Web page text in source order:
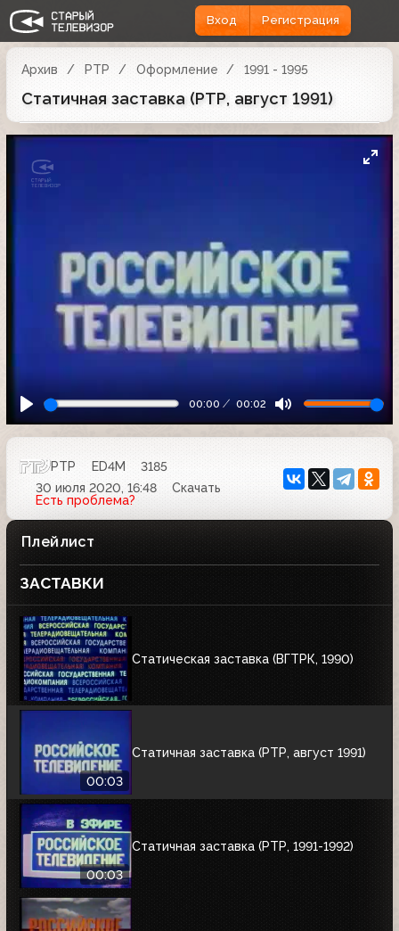
Вход Регистрация
Архив РТР Оформление 1991 - 1995
Статичная заставка (РТР, август 1991)
00:00 00:02
РТР ED4M
3185
30 июля 2020, 16:48
Скачать
Есть проблема?
Плейлист
ЗАСТАВКИ
Статическая заставка (ВГТРК, 1990)
00:03
Статичная заставка (РТР, август 1991)
00:03
Статичная заставка (РТР, 1991-1992)